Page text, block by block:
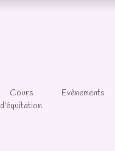
Cours
d'équitation
Evènements